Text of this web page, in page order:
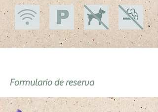
Formulario de reserva